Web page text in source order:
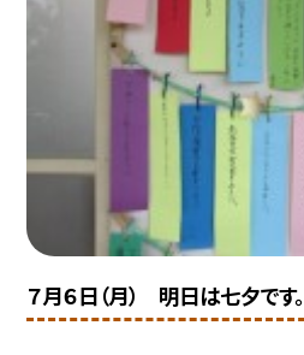
７月６日（月） 明日は七夕です。